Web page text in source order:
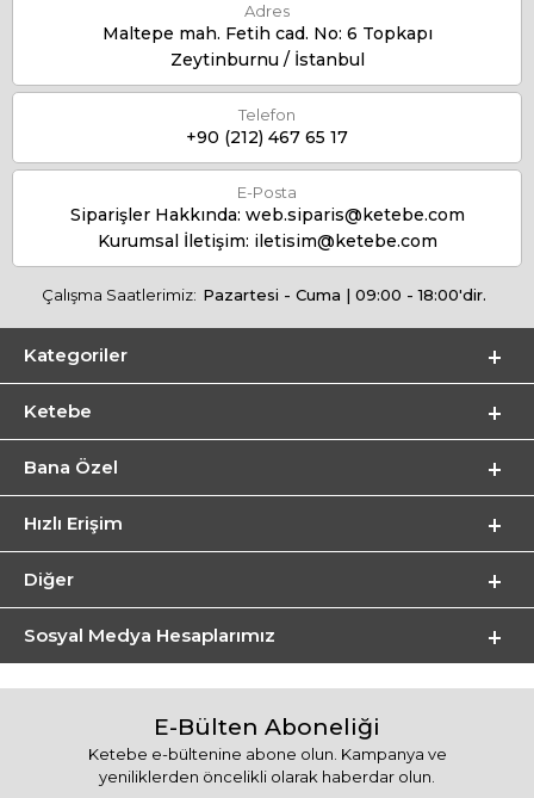
Adres
Maltepe mah. Fetih cad. No: 6 Topkapı
Zeytinburnu / İstanbul
Telefon
+90 (212) 467 65 17
E-Posta
Siparişler Hakkında: web.siparis@ketebe.com
Kurumsal İletişim: iletisim@ketebe.com
Çalışma Saatlerimiz: Pazartesi - Cuma | 09:00 - 18:00'dir.
Kategoriler
Ketebe
Bana Özel
Hızlı Erişim
Diğer
Sosyal Medya Hesaplarımız
E-Bülten Aboneliği
Ketebe e-bültenine abone olun. Kampanya ve
yeniliklerden öncelikli olarak haberdar olun.